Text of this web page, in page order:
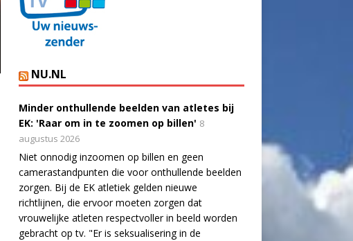
NU.NL
Minder onthullende beelden van atletes bij
EK: 'Raar om in te zoomen op billen' 8
augustus 2026
Niet onnodig inzoomen op billen en geen
camerastandpunten die voor onthullende beelden
zorgen. Bij de EK atletiek gelden nieuwe
richtlijnen, die ervoor moeten zorgen dat
vrouwelijke atleten respectvoller in beeld worden
gebracht op tv. "Er is seksualisering in de